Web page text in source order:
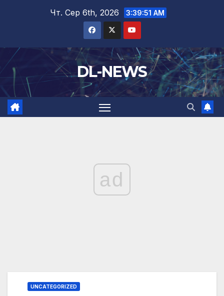
Чт. Сер 6th, 2026 3:39:51 AM
DL-NEWS
ad
UNCATEGORIZED